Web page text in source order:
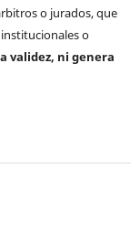
o jurados, que
o
validez, ni genera